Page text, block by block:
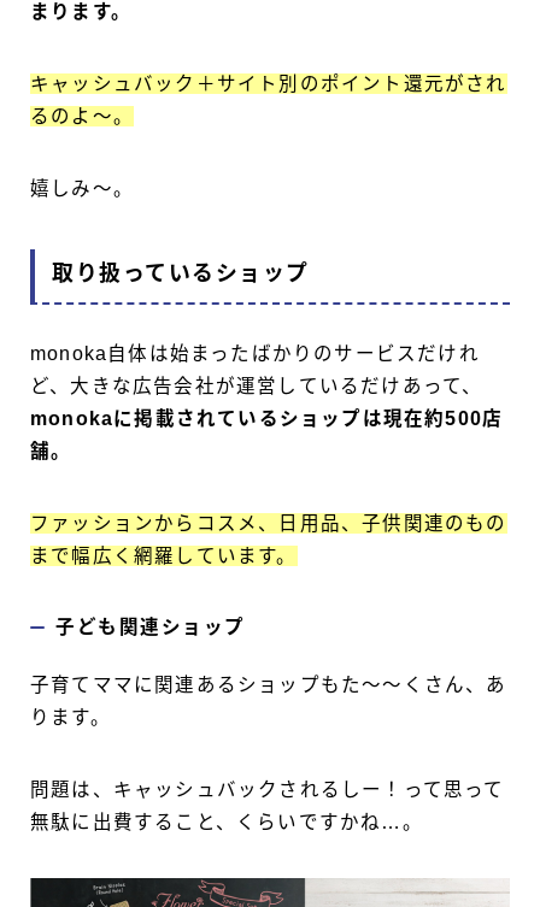
まります。
キャッシュバック＋サイト別のポイント還元がされ
るのよ〜。
嬉しみ〜。
取り扱っているショップ
monoka自体は始まったばかりのサービスだけれ
ど、大きな広告会社が運営しているだけあって、
monokaに掲載されているショップは現在約500店
舗。
ファッションからコスメ、日用品、子供関連のもの
まで幅広く網羅しています。
子ども関連ショップ
子育てママに関連あるショップもた〜〜くさん、あ
ります。
問題は、キャッシュバックされるしー！って思って
無駄に出費すること、くらいですかね…。